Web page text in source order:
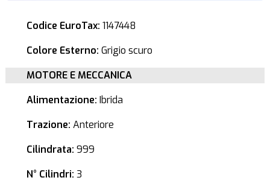
Codice EuroTax: 1147448
Colore Esterno: Grigio scuro
MOTORE E MECCANICA
Alimentazione: Ibrida
Trazione: Anteriore
Cilindrata: 999
N° Cilindri: 3